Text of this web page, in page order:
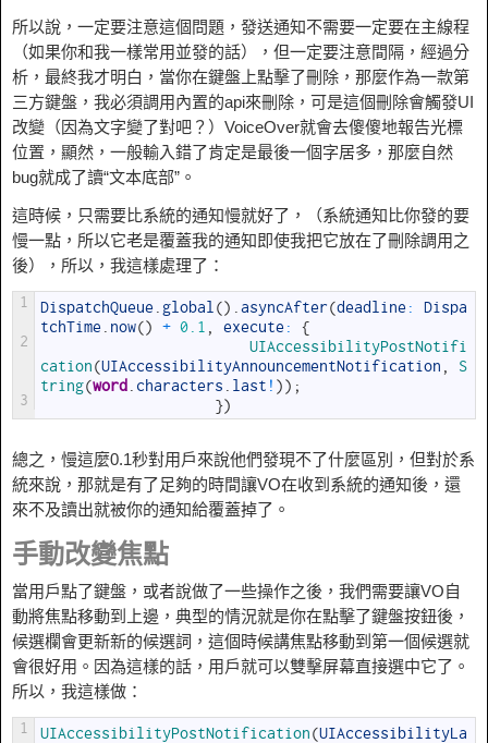
所以說，一定要注意這個問題，發送通知不需要一定要在主線程
（如果你和我一樣常用並發的話），但一定要注意間隔，經過分
析，最終我才明白，當你在鍵盤上點擊了刪除，那麼作為一款第
三方鍵盤，我必須調用內置的api來刪除，可是這個刪除會觸發UI
改變（因為文字變了對吧？）VoiceOver就會去傻傻地報告光標
位置，顯然，一般輸入錯了肯定是最後一個字居多，那麼自然
bug就成了讀“文本底部”。
這時候，只需要比系統的通知慢就好了，（系統通知比你發的要
慢一點，所以它老是覆蓋我的通知即使我把它放在了刪除調用之
後），所以，我這樣處理了：
1
2
3
DispatchQueue global () asyncAfter(deadline:
Dispa
tchTime now() + 0.1 execute:
{
UIAccessibilityPostNotifi
cation(UIAccessibilityAnnouncementNotification
S
tring(word characters last ! )) ;
})
總之，慢這麼0.1秒對用戶來說他們發現不了什麼區別，但對於系
統來說，那就是有了足夠的時間讓VO在收到系統的通知後，還
來不及讀出就被你的通知給覆蓋掉了。
手動改變焦點
當用戶點了鍵盤，或者說做了一些操作之後，我們需要讓VO自
動將焦點移動到上邊，典型的情況就是你在點擊了鍵盤按鈕後，
候選欄會更新新的候選詞，這個時候講焦點移動到第一個候選就
會很好用。因為這樣的話，用戶就可以雙擊屏幕直接選中它了。
所以，我這樣做：
1 UIAccessibilityPostNotification(UIAccessibilityLa